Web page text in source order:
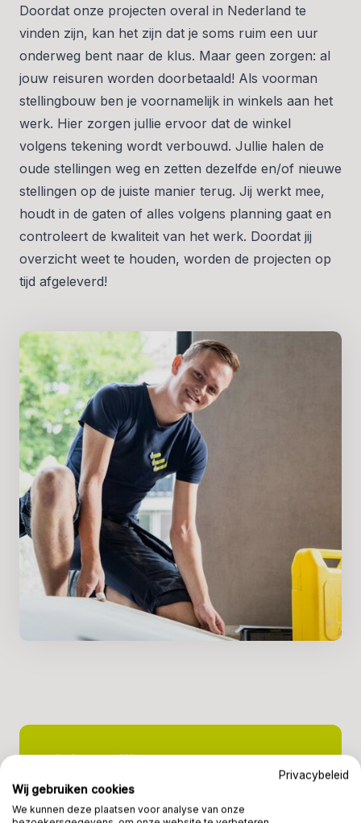
Doordat onze projecten overal in Nederland te
vinden zijn, kan het zijn dat je soms ruim een uur
onderweg bent naar de klus. Maar geen zorgen: al
jouw reisuren worden doorbetaald! Als voorman
stellingbouw ben je voornamelijk in winkels aan het
werk. Hier zorgen jullie ervoor dat de winkel
volgens tekening wordt verbouwd. Jullie halen de
oude stellingen weg en zetten dezelfde en/of nieuwe
stellingen op de juiste manier terug. Jij werkt mee,
houdt in de gaten of alles volgens planning gaat en
controleert de kwaliteit van het werk. Doordat jij
overzicht weet te houden, worden de projecten op
tijd afgeleverd!
Dit breng jij mee!
Ervaring in de interieur- en/of
Privacybeleid
Wij gebruiken cookies
We kunnen deze plaatsen voor analyse van onze